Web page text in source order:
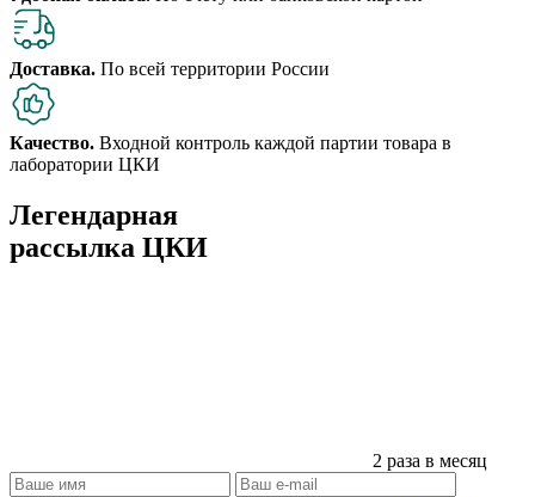
Доставка. По всей территории России
Качество. Входной контроль каждой партии товара в
лаборатории ЦКИ
Легендарная
рассылка ЦКИ
2 раза в месяц